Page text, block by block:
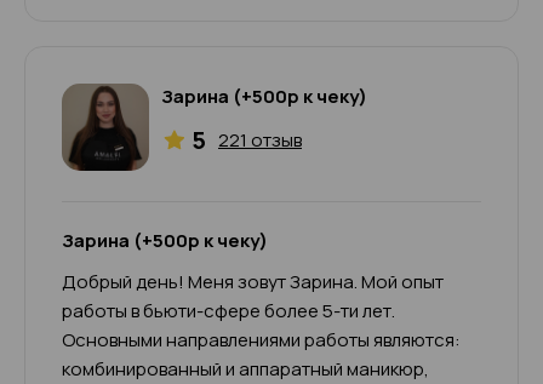
Зарина (+500р к чеку)
5 221 отзыв
Зарина (+500р к чеку)
Добрый день! Меня зовут Зарина. Мой опыт
работы в бьюти-сфере более 5-ти лет.
Основными направлениями работы являются:
комбинированный и аппаратный маникюр,